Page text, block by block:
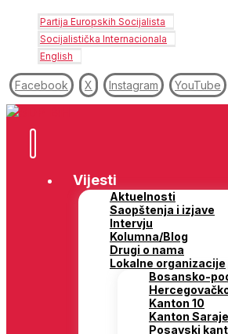
Partija Europskih Socijalista
Socijalistička Internacionala
English
Facebook X Instagram YouTube
Vijesti
Aktuelnosti
Saopštenja i izjave
Intervju
Kolumna/Blog
Drugi o nama
Lokalne organizacije
Bosansko-
Kanton 10
Kanton
Posavski